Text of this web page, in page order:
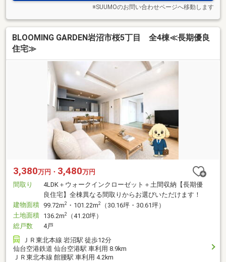
※SUUMOのお問い合わせページへ移動します
BLOOMING GARDEN岩沼市桜5丁目 全4棟≪長期優良
住宅≫
3,380万円・ 3,480万円
間取り
4LDK＋ウォークインクローゼット＋土間収納【長期優
良住宅】全棟異なる間取りからお選びいただけます！
建物面積 99.72m2 ・101.22m2
（30.16坪・30.61坪）
土地面積 136.2m2
（41.20坪）
総戸数
4戸
ＪＲ東北本線 岩沼駅 徒歩12分
仙台空港鉄道 仙台空港駅 車利用 8.9km
ＪＲ東北本線 館腰駅 車利用 4.2km